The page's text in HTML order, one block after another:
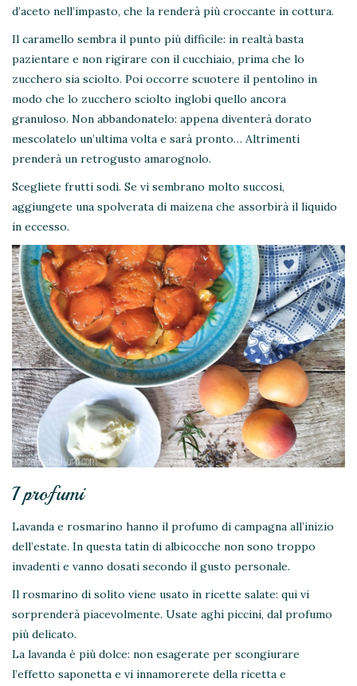
d’aceto nell’impasto, che la renderà più croccante in cottura.
Il caramello sembra il punto più difficile: in realtà basta
pazientare e non rigirare con il cucchiaio, prima che lo
zucchero sia sciolto. Poi occorre scuotere il pentolino in
modo che lo zucchero sciolto inglobi quello ancora
granuloso. Non abbandonatelo: appena diventerà dorato
mescolatelo un’ultima volta e sarà pronto… Altrimenti
prenderà un retrogusto amarognolo.
Scegliete frutti sodi. Se vi sembrano molto succosi,
aggiungete una spolverata di maizena che assorbirà il liquido
in eccesso.
I profumi
Lavanda e rosmarino hanno il profumo di campagna all’inizio
dell’estate. In questa tatin di albicocche non sono troppo
invadenti e vanno dosati secondo il gusto personale.
Il rosmarino di solito viene usato in ricette salate: qui vi
sorprenderà piacevolmente. Usate aghi piccini, dal profumo
più delicato.
La lavanda è più dolce: non esagerate per scongiurare
l’effetto saponetta e vi innamorerete della ricetta e